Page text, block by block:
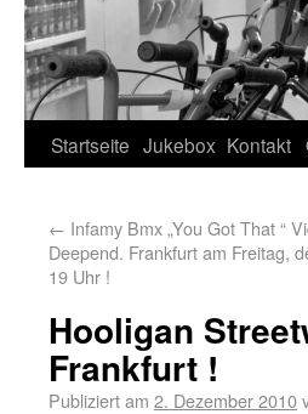
Startseite Jukebox Kontakt
← Infamy Bmx „You Got That “
Deepend. Frankfurt am Freitag,
19 Uhr !
Hooligan
Frankfurt !
Publiziert am 2. Dezember 2010